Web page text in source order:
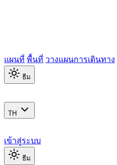
แผนที่ พื้นที่ วางแผนการเดินทาง
ธีม
TH
เข้าสู่ระบบ
ธีม